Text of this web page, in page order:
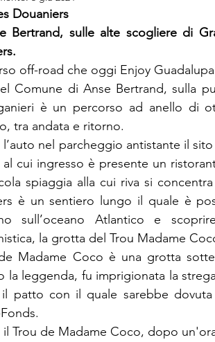
Douaniers
Bertrand, sulle alte scogliere di
off-road che oggi Enjoy
Comune di Anse Bertrand, sulla
è un percorso ad anello di
tra andata e ritorno.
l’auto nel parcheggio antistante il
cui ingresso è presente un
spiaggia alla cui riva si
è un sentiero lungo il quale è
sull’oceano Atlantico e
la grotta del Trou Madame
Madame Coco è una grotta
la leggenda, fu imprigionata la
patto con il quale sarebbe
il Trou de Madame Coco, dopo